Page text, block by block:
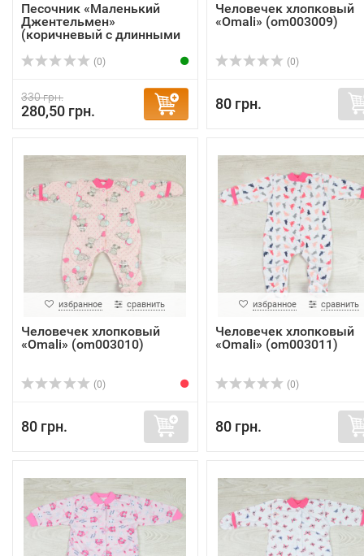
Песочник «Маленький
Джентельмен»
(коричневый с длинными
р...
(0)
330 грн.
280,50 грн.
Человечек хлопковый
«Omali» (om003009)
(0)
80 грн.
избранное сравнить
Человечек хлопковый
«Omali» (om003010)
(0)
80 грн.
избранное сравнить
Человечек хлопковый
«Omali» (om003011)
(0)
80 грн.